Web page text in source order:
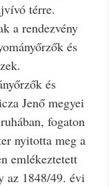
térre.
a rendezvény
és
és
Jenő megyei
fogaton
nyitotta meg a
emlékeztetett
az 1848/49. évi